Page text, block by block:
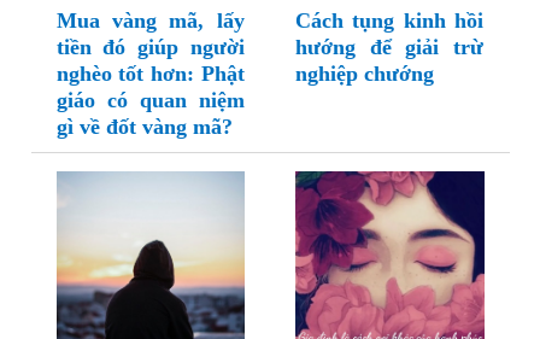
Mua vàng mã, lấy
tiền đó giúp người
nghèo tốt hơn: Phật
giáo có quan niệm
gì về đốt vàng mã?
Cách tụng kinh hồi
hướng để giải trừ
nghiệp chướng